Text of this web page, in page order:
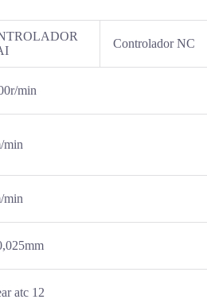
Controlador NC
min
min
min
atc 12